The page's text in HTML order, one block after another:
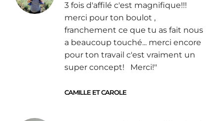
3 fois d'affilé c'est magnifique!!!
merci pour ton boulot ,
franchement ce que tu as fait nous
a beaucoup touché... merci encore
pour ton travail c'est vraiment un
super concept! Merci!"
CAMILLE ET CAROLE